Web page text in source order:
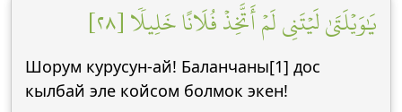
يَٰوَيۡلَتَىٰ لَيۡتَنِي لَمۡ أَتَّخِذۡ فُلَانًا خَلِيلٗا [٢٨]
Шорум курусун-ай! Баланчаны[1] дос
кылбай эле койсом болмок экен!